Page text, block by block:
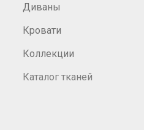
Диваны
Кровати
Коллекции
Каталог тканей